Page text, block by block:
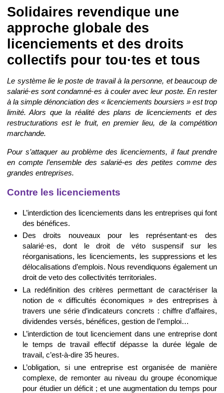
Solidaires revendique une
approche globale des
licenciements et des droits
collectifs pour tou·tes et tous
Le système lie le poste de travail à la personne, et beaucoup de
salarié·es sont condamné·es à couler avec leur poste. En rester
à la simple dénonciation des « licenciements boursiers » est trop
limité. Alors que la réalité des plans de licenciements et des
restructurations est le fruit, en premier lieu, de la compétition
marchande.
Pour s’attaquer au problème des licenciements, il faut prendre
en compte l’ensemble des salarié-es des petites comme des
grandes entreprises.
Contre les licenciements
L’interdiction des licenciements dans les entreprises qui font
des bénéfices.
Des droits nouveaux pour les représentant·es des
salarié·es, dont le droit de véto suspensif sur les
réorganisations, les licenciements, les suppressions et les
délocalisations d’emplois. Nous revendiquons également un
droit de veto des collectivités territoriales.
La redéfinition des critères permettant de caractériser la
notion de « difficultés économiques » des entreprises à
travers une série d’indicateurs concrets : chiffre d’affaires,
dividendes versés, bénéfices, gestion de l’emploi…
L’interdiction de tout licenciement dans une entreprise dont
le temps de travail effectif dépasse la durée légale de
travail, c’est-à-dire 35 heures.
L’obligation, si une entreprise est organisée de manière
complexe, de remonter au niveau du groupe économique
pour étudier un déficit ; et une augmentation du temps pour